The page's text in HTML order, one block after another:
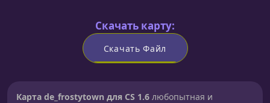
Скачать карту:
Скачать Файл
Карта de_frostytown для CS 1.6 любопытная и